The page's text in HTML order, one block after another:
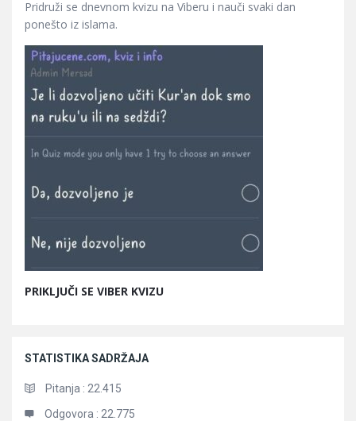
Pridruži se dnevnom kvizu na Viberu i nauči svaki dan
ponešto iz islama.
PRIKLJUČI SE VIBER KVIZU
STATISTIKA SADRŽAJA
Pitanja : 22.415
Odgovora : 22.775